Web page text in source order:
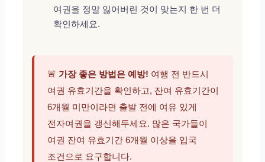
여권을 정말 잃어버린 것이 맞는지 한 번 더
확인하세요.
🚨 가장 좋은 방법은 예방! 여행 전 반드시
여권 유효기간을 확인하고, 잔여 유효기간이
6개월 미만이라면 출발 전에 여유 있게
전자여권을 갱신해두세요. 많은 국가들이
여권 잔여 유효기간 6개월 이상을 입국
조건으로 요구합니다.